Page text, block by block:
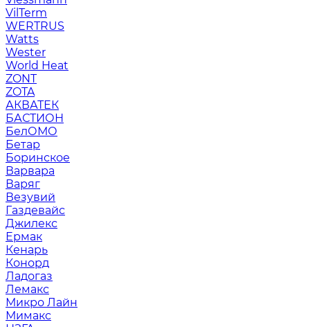
VilTerm
WERTRUS
Watts
Wester
World Heat
ZONT
ZOTA
АКВАТЕК
БАСТИОН
БелОМО
Бетар
Боринское
Варвара
Варяг
Везувий
Газдевайс
Джилекс
Ермак
Кенарь
Конорд
Ладогаз
Лемакс
Микро Лайн
Мимакс